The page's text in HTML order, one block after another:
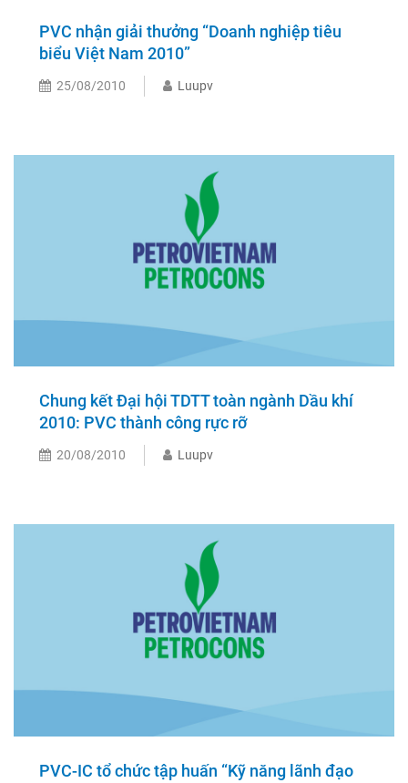
PVC nhận giải thưởng “Doanh nghiệp tiêu
biểu Việt Nam 2010”
25/08/2010 Luupv
Chung kết Đại hội TDTT toàn ngành Dầu khí
2010: PVC thành công rực rỡ
20/08/2010 Luupv
PVC-IC tổ chức tập huấn “Kỹ năng lãnh đạo